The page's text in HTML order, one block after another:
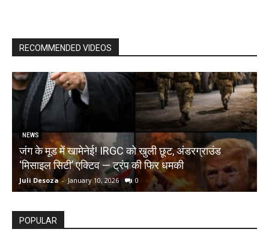
RECOMMENDED VIDEOS
NEWS
जंग के मूड में खामेनेई! IRGC को खुली छूट, अंडरग्राउंड
‘मिसाइल सिटी’ एक्टिव — ट्रंप की फिर धमकी
Juli Desoza - January 10, 2026 0
POPULAR